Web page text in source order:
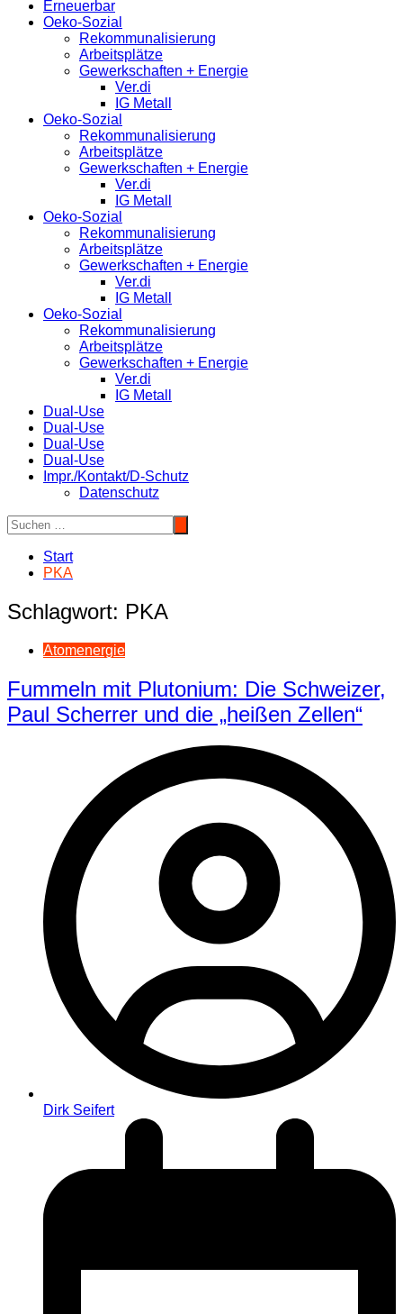
Erneuerbar
Oeko-Sozial
Rekommunalisierung
Arbeitsplätze
Gewerkschaften + Energie
Ver.di
IG Metall
Oeko-Sozial
Rekommunalisierung
Arbeitsplätze
Gewerkschaften + Energie
Ver.di
IG Metall
Oeko-Sozial
Rekommunalisierung
Arbeitsplätze
Gewerkschaften + Energie
Ver.di
IG Metall
Oeko-Sozial
Rekommunalisierung
Arbeitsplätze
Gewerkschaften + Energie
Ver.di
IG Metall
Dual-Use
Dual-Use
Dual-Use
Dual-Use
Impr./Kontakt/D-Schutz
Datenschutz
Start
PKA
Schlagwort: PKA
Atomenergie
Fummeln mit Plutonium: Die Schweizer,
Paul Scherrer und die „heißen Zellen“
Dirk Seifert